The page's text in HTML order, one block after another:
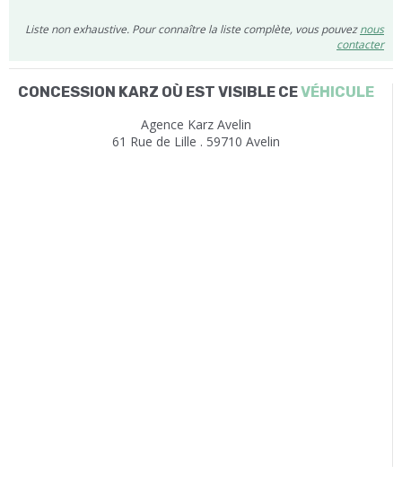
Liste non exhaustive. Pour connaître la liste complète, vous pouveznous
contacter
CONCESSION KARZ OÙ EST VISIBLE CEVÉHICULE
Agence Karz Avelin
61 Rue de Lille . 59710 Avelin